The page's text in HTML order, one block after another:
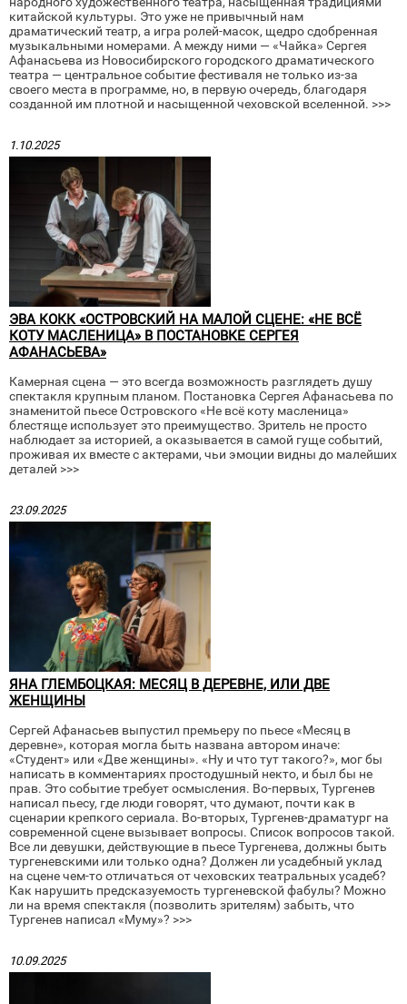
китайской культуры. Это уже не привычный нам
драматический театр, а игра ролей-масок, щедро сдобренная
музыкальными номерами. А между ними — «Чайка» Сергея
Афанасьева из Новосибирского городского драматического
театра — центральное событие фестиваля не только из-за
своего места в программе, но, в первую очередь, благодаря
созданной им плотной и насыщенной чеховской вселенной. >>>
1.10.2025
ЭВА КОКК «ОСТРОВСКИЙ НА МАЛОЙ СЦЕНЕ: «НЕ ВСЁ
КОТУ МАСЛЕНИЦА» В ПОСТАНОВКЕ СЕРГЕЯ
АФАНАСЬЕВА»
Камерная сцена — это всегда возможность разглядеть душу
спектакля крупным планом. Постановка Сергея Афанасьева по
знаменитой пьесе Островского «Не всё коту масленица»
блестяще использует это преимущество. Зритель не просто
наблюдает за историей, а оказывается в самой гуще событий,
проживая их вместе с актерами, чьи эмоции видны до малейших
деталей >>>
23.09.2025
ЯНА ГЛЕМБОЦКАЯ: МЕСЯЦ В ДЕРЕВНЕ, ИЛИ ДВЕ
ЖЕНЩИНЫ
Сергей Афанасьев выпустил премьеру по пьесе «Месяц в
деревне», которая могла быть названа автором иначе:
«Студент» или «Две женщины». «Ну и что тут такого?», мог бы
написать в комментариях простодушный некто, и был бы не
прав. Это событие требует осмысления. Во-первых, Тургенев
написал пьесу, где люди говорят, что думают, почти как в
сценарии крепкого сериала. Во-вторых, Тургенев-драматург на
современной сцене вызывает вопросы. Список вопросов такой.
Все ли девушки, действующие в пьесе Тургенева, должны быть
тургеневскими или только одна? Должен ли усадебный уклад
на сцене чем-то отличаться от чеховских театральных усадеб?
Как нарушить предсказуемость тургеневской фабулы? Можно
ли на время спектакля (позволить зрителям) забыть, что
Тургенев написал «Муму»? >>>
10.09.2025